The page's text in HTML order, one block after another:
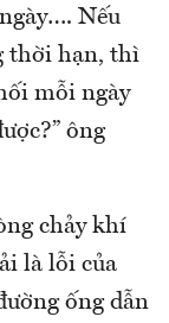
Nếu
thời hạn, thì
mỗi ngày
ông
chảy khí
là lỗi của
ống dẫn